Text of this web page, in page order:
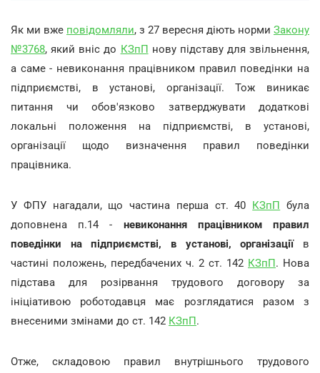
Як ми вже повідомляли, з 27 вересня діють норми Закону
№3768, який вніс до КЗпП нову підставу для звільнення,
а саме - невиконання працівником правил поведінки на
підприємстві, в установі, організації. Тож виникає
питання чи обов'язково затверджувати додаткові
локальні положення на підприємстві, в установі,
організації щодо визначення правил поведінки
працівника.
У ФПУ нагадали, що частина перша ст. 40 КЗпП була
доповнена п.14 - невиконання працівником правил
поведінки на підприємстві, в установі, організаціїв
частині положень, передбачених ч. 2 ст. 142 КЗпП. Нова
підстава для розірвання трудового договору за
ініціативою роботодавця має розглядатися разом з
внесеними змінами до ст. 142 КЗпП.
Отже, складовою правил внутрішнього трудового